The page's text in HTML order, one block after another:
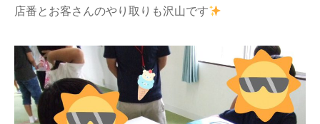
店番とお客さんのやり取りも沢山です